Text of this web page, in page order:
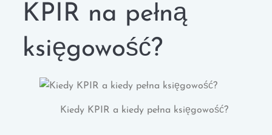
KPIR na pełną
księgowość?
Kiedy KPIR a kiedy pełna księgowość?